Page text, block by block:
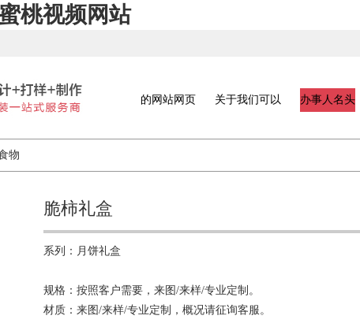
桃视频网站
的网站网页 关于我们可以 办事人名头
物
脆柿礼盒
系列：月饼礼盒
规格：按照客户需要，来图/来样/专业定制。
材质：来图/来样/专业定制，概况请征询客服。